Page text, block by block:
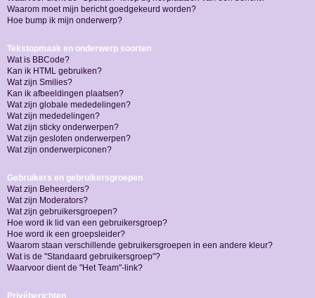
Waarom moet mijn bericht goedgekeurd worden?
Hoe bump ik mijn onderwerp?
Tekstopmaak en onderwerp soorten
Wat is BBCode?
Kan ik HTML gebruiken?
Wat zijn Smilies?
Kan ik afbeeldingen plaatsen?
Wat zijn globale mededelingen?
Wat zijn mededelingen?
Wat zijn sticky onderwerpen?
Wat zijn gesloten onderwerpen?
Wat zijn onderwerpiconen?
Gebruikers en gebruikersgroepen
Wat zijn Beheerders?
Wat zijn Moderators?
Wat zijn gebruikersgroepen?
Hoe word ik lid van een gebruikersgroep?
Hoe word ik een groepsleider?
Waarom staan verschillende gebruikersgroepen in een andere kleur?
Wat is de "Standaard gebruikersgroep"?
Waarvoor dient de "Het Team"-link?